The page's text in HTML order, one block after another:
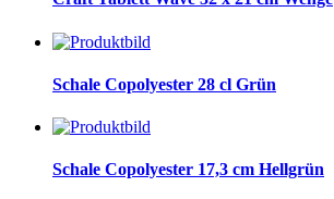
Schale Copolyester 28 cl Grün
Schale Copolyester 17,3 cm Hellgrün